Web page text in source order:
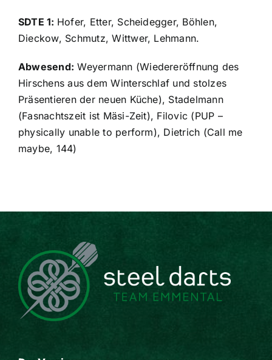
SDTE 1: Hofer, Etter, Scheidegger, Böhlen,
Dieckow, Schmutz, Wittwer, Lehmann.
Abwesend: Weyermann (Wiedereröffnung des
Hirschens aus dem Winterschlaf und stolzes
Präsentieren der neuen Küche), Stadelmann
(Fasnachtszeit ist Mäsi-Zeit), Filovic (PUP –
physically unable to perform), Dietrich (Call me
maybe, 144)